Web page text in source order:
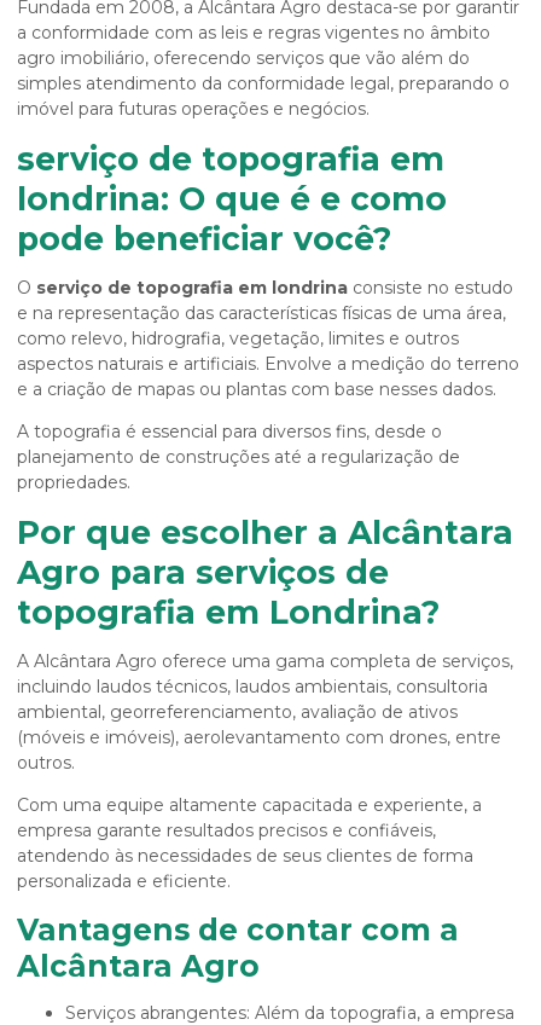
Fundada em 2008, a Alcântara Agro destaca-se por garantir
a conformidade com as leis e regras vigentes no âmbito
agro imobiliário, oferecendo serviços que vão além do
simples atendimento da conformidade legal, preparando o
imóvel para futuras operações e negócios.
serviço de topografia em
londrina: O que é e como
pode beneficiar você?
O serviço de topografia em londrina consiste no estudo
e na representação das características físicas de uma área,
como relevo, hidrografia, vegetação, limites e outros
aspectos naturais e artificiais. Envolve a medição do terreno
e a criação de mapas ou plantas com base nesses dados.
A topografia é essencial para diversos fins, desde o
planejamento de construções até a regularização de
propriedades.
Por que escolher a Alcântara
Agro para serviços de
topografia em Londrina?
A Alcântara Agro oferece uma gama completa de serviços,
incluindo laudos técnicos, laudos ambientais, consultoria
ambiental, georreferenciamento, avaliação de ativos
(móveis e imóveis), aerolevantamento com drones, entre
outros.
Com uma equipe altamente capacitada e experiente, a
empresa garante resultados precisos e confiáveis,
atendendo às necessidades de seus clientes de forma
personalizada e eficiente.
Vantagens de contar com a
Alcântara Agro
Serviços abrangentes: Além da topografia, a empresa